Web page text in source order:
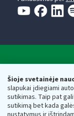
Šioje svetainėje
slapukai įdiegiami
sutikimas. Taip pat
sutikimą bet kada
Respublikos
Biudžetinė įstaiga.
adresas: Vasario 16-
vmi@vmi.lt, E.